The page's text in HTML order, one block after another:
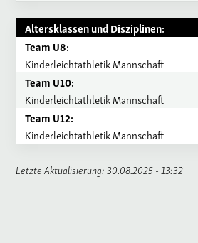
Altersklassen und Disziplinen:
Team U8:
Kinderleichtathletik Mannschaft
Team U10:
Kinderleichtathletik Mannschaft
Team U12:
Kinderleichtathletik Mannschaft
Letzte Aktualisierung: 30.08.2025 - 13:32